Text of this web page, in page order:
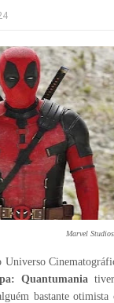
Marvel
Universo
Quantumania
bastante